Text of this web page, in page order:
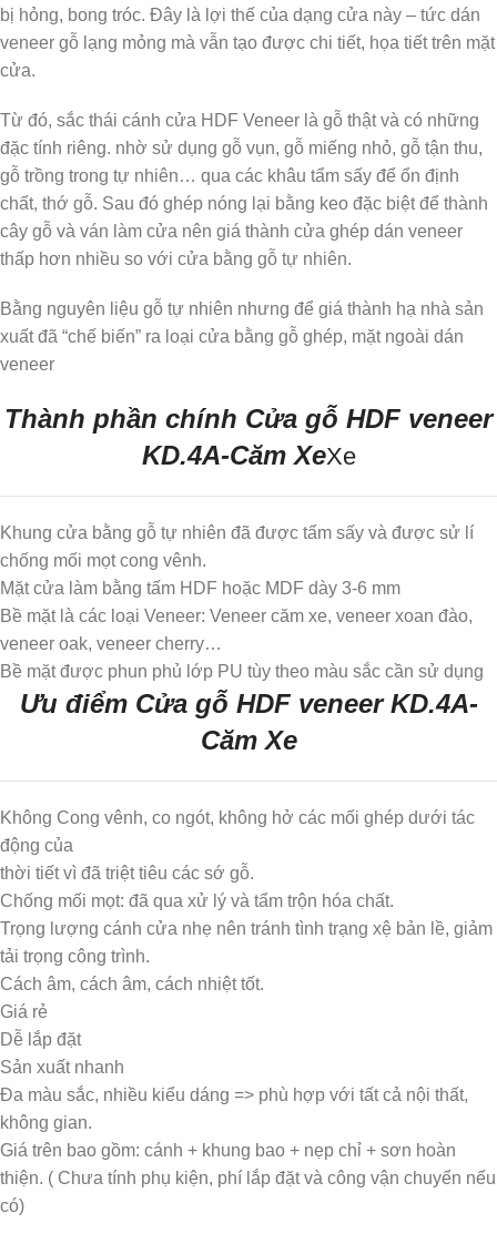
bị hỏng, bong tróc. Đây là lợi thế của dạng cửa này – tức dán
veneer gỗ lạng mỏng mà vẫn tạo được chi tiết, họa tiết trên mặt
cửa.
Từ đó, sắc thái cánh cửa HDF Veneer là gỗ thật và có những
đặc tính riêng. nhờ sử dụng gỗ vụn, gỗ miếng nhỏ, gỗ tận thu,
gỗ trồng trong tự nhiên… qua các khâu tẩm sấy để ổn định
chất, thớ gỗ. Sau đó ghép nóng lại bằng keo đặc biệt để thành
cây gỗ và ván làm cửa nên giá thành cửa ghép dán veneer
thấp hơn nhiều so với cửa bằng gỗ tự nhiên.
Bằng nguyên liệu gỗ tự nhiên nhưng để giá thành hạ nhà sản
xuất đã “chế biến” ra loại cửa bằng gỗ ghép, mặt ngoài dán
veneer
Thành phần chính Cửa gỗ HDF veneer
KD.4A-Căm XeXe
Khung cửa bằng gỗ tự nhiên đã được tẩm sấy và được sử lí
chống mối mọt cong vênh.
Mặt cửa làm bằng tấm HDF hoặc MDF dày 3-6 mm
Bề mặt là các loại Veneer: Veneer căm xe, veneer xoan đào,
veneer oak, veneer cherry…
Bề mặt được phun phủ lớp PU tùy theo màu sắc cần sử dụng
Ưu điểm Cửa gỗ HDF veneer KD.4A-
Căm Xe
Không Cong vênh, co ngót, không hở các mối ghép dưới tác
động của
thời tiết vì đã triệt tiêu các sớ gỗ.
Chống mối mọt: đã qua xử lý và tẩm trộn hóa chất.
Trọng lượng cánh cửa nhẹ nên tránh tình trạng xệ bản lề, giảm
tải trọng công trình.
Cách âm, cách âm, cách nhiệt tốt.
Giá rẻ
Dễ lắp đặt
Sản xuất nhanh
Đa màu sắc, nhiều kiểu dáng => phù hợp với tất cả nội thất,
không gian.
Giá trên bao gồm: cánh + khung bao + nẹp chỉ + sơn hoàn
thiện. ( Chưa tính phụ kiện, phí lắp đặt và công vận chuyển nếu
có)